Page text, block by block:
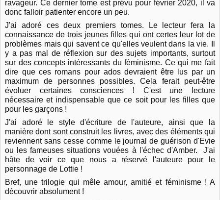
ravageur. Ce dernier tome est prévu pour février 2020, il va
donc falloir patienter encore un peu.
J'ai adoré ces deux premiers tomes. Le lecteur fera la
connaissance de trois jeunes filles qui ont certes leur lot de
problèmes mais qui savent ce qu'elles veulent dans la vie. Il
y a pas mal de réflexion sur des sujets importants, surtout
sur des concepts intéressants du féminisme. Ce qui me fait
dire que ces romans pour ados devraient être lus par un
maximum de personnes possibles. Cela ferait peut-être
évoluer certaines consciences ! C'est une lecture
nécessaire et indispensable que ce soit pour les filles que
pour les garçons !
J'ai adoré le style d'écriture de l'auteure, ainsi que la
manière dont sont construit les livres, avec des éléments qui
reviennent sans cesse comme le journal de guérison d'Evie
ou les fameuses situations vouées à l'échec d'Amber. J'ai
hâte de voir ce que nous a réservé l'auteure pour le
personnage de Lottie !
Bref, une trilogie qui mêle amour, amitié et féminisme ! A
découvrir absolument !